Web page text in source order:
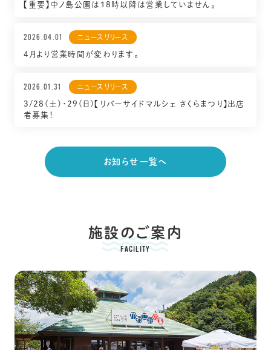
【重要】中ノ島公園は18時以降は営業していません。
2026.04.01 ニュースリリース
4月より営業時間が変わります。
2026.01.31 ニュースリリース
3/28(土)・29(日)【リバーサイドマルシェ さくらまつり】出店
者募集！
お知らせ一覧へ
施設のご案内
FACILITY